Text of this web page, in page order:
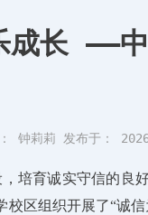
长 ——
钟莉莉 发布于：
培育诚实守信的良
校区组织开展了“诚